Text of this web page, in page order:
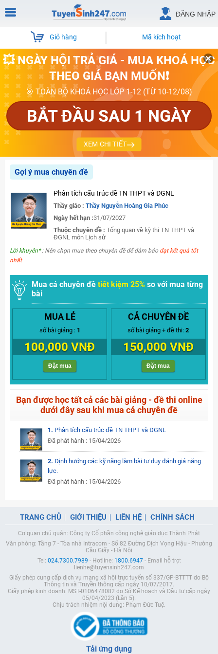
ĐĂNG NHẬP
Giỏ hàng Mã kích hoạt
💥 NGÀY HỘI TRẢ GIÁ - MUA KHOÁ HỌC
THEO GIÁ BẠN MUỐN❗
🎯 TOÀN BỘ KHOÁ HỌC LỚP 1-12 (TỪ 10-12/08)
BẮT ĐẦU SAU 1 NGÀY
XEM CHI TIẾT
Gợi ý mua chuyên đề
Phân tích cấu trúc đề TN THPT và ĐGNL
Thầy giáo : Thầy Nguyễn Hoàng Gia Phúc
Ngày hết hạn :31/07/2027
Thuộc chuyên đề : Tổng quan về kỳ thi TN THPT và
ĐGNL môn Lịch sử
Lời khuyên*: Nên chọn mua theo chuyên đề để đảm bảo đạt kết quả tốt
nhất
Mua cả chuyên đề tiết kiệm 25% so với mua từng
bài
MUA LẺ
số bài giảng : 1
100,000 VNĐ
Đặt mua
CẢ CHUYÊN ĐỀ
số bài giảng + đề thi:2
150,000 VNĐ
Đặt mua
Bạn được học tất cả các bài giảng - đề thi online
dưới đây sau khi mua cả chuyên đề
1. Phân tích cấu trúc đề TN THPT và ĐGNL
Đã phát hành : 15/04/2026
2. Định hướng các kỹ năng làm bài tư duy đánh giá năng
lực.
Đã phát hành : 15/04/2026
TRANG CHỦ GIỚI THIỆU LIÊN HỆ CHÍNH SÁCH
Cơ quan chủ quản: Công ty Cổ phần công nghệ giáo dục Thành Phát
Văn phòng: Tầng 7 - Tòa nhà Intracom - Số 82 Đường Dịch Vọng Hậu - Phường
Cầu Giấy - Hà Nội
Tel: 024.7300.7989 - Hotline: 1800.6947- Email hỗ trợ:
lienhe@tuyensinh247.com
Giấy phép cung cấp dịch vụ mạng xã hội trực tuyến số 337/GP-BTTTT do Bộ
Thông tin và Truyền thông cấp ngày 10/07/2017.
Giấy phép kinh doanh: MST-0106478082 do Sở Kế hoạch và Đầu tư cấp ngày
05/04/2023 (Lần 5).
Chịu trách nhiệm nội dung: Phạm Đức Tuệ.
Tải ứng dụng